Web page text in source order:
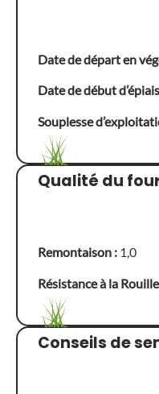
Date de départ en
Date de début
Souplesse
Qualité du
Remontaison : 1,0
Résistance à la
Conseils de